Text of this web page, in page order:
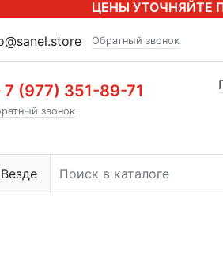
ЦЕНЫ УТОЧНЯЙТЕ
Обратный звонок
7 (977) 351-89-71
звонок
Везде